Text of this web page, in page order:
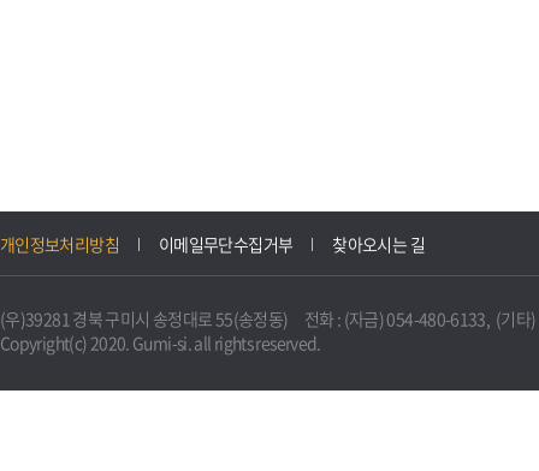
개인정보처리방침 이메일무단수집거부 찾아오시는 길
(우)39281 경북 구미시 송정대로 55(송정동) 전화 : (자금) 054-480-6133, (기타
Copyright(c) 2020. Gumi-si. all rights reserved.